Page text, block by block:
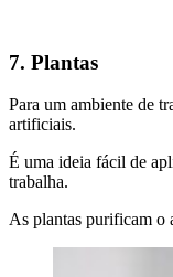
7. Plantas
Para um ambiente de
artificiais.
É uma ideia fácil de
trabalha.
As plantas purificam o